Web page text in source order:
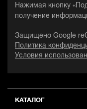
КАТАЛОГ
Нажимая кнопку
получение
Защищено Google
Политика
Условия